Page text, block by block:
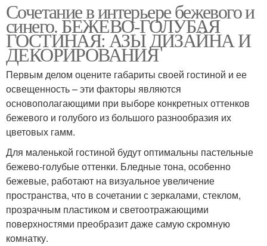
Сочетание в интерьере бежевого и
синего. БЕЖЕВО-ГОЛУБАЯ
ГОСТИНАЯ: АЗЫ ДИЗАЙНА И
ДЕКОРИРОВАНИЯ
Первым делом оцените габариты своей гостиной и ее
освещенность – эти факторы являются
основополагающими при выборе конкретных оттенков
бежевого и голубого из большого разнообразия их
цветовых гамм.
Для маленькой гостиной будут оптимальны пастельные
бежево-голубые оттенки. Бледные тона, особенно
бежевые, работают на визуальное увеличение
пространства, что в сочетании с зеркалами, стеклом,
прозрачным пластиком и светоотражающими
поверхностями преобразит даже самую скромную
комнатку.